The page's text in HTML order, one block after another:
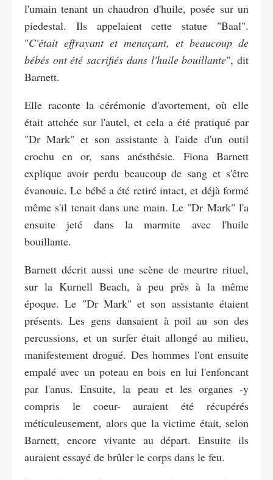
l'umain tenant un chaudron d'huile, posée sur un
piedestal. Ils appelaient cette statue "Baal".
"C'était effrayant et menaçant, et beaucoup de
bébés ont été sacrifiés dans l'huile bouillante", dit
Barnett.
Elle raconte la cérémonie d'avortement, où elle
était attchée sur l'autel, et cela a été pratiqué par
"Dr Mark" et son assistante à l'aide d'un outil
crochu en or, sans anésthésie. Fiona Barnett
explique avoir perdu beaucoup de sang et s'être
évanouie. Le bébé a été retiré intact, et déjà formé
même s'il tenait dans une main. Le "Dr Mark" l'a
ensuite jeté dans la marmite avec l'huile
bouillante.
Barnett décrit aussi une scène de meurtre rituel,
sur la Kurnell Beach, à peu près à la même
époque. Le "Dr Mark" et son assistante étaient
présents. Les gens dansaient à poil au son des
percussions, et un surfer était allongé au milieu,
manifestement drogué. Des hommes l'ont ensuite
empalé avec un poteau en bois en lui l'enfoncant
par l'anus. Ensuite, la peau et les organes -y
compris le coeur- auraient été récupérés
méticuleusement, alors que la victime était, selon
Barnett, encore vivante au départ. Ensuite ils
auraient essayé de brûler le corps dans le feu.